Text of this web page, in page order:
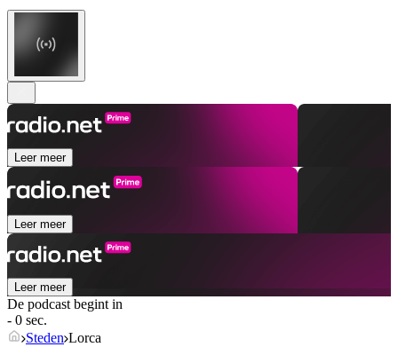
Leer meer
Leer meer
Leer meer
De podcast begint in
- 0 sec.
Steden Lorca